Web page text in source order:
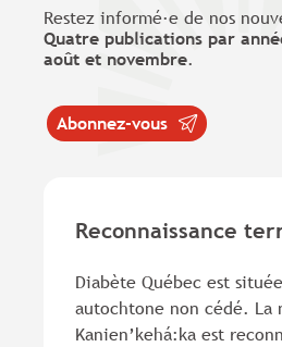
Restez informé·e de nos
Quatre publications par
août et novembre.
Abonnez-vous
Reconnaissance
Diabète Québec est
autochtone non cédé. La
Kanien’kehá:ka est